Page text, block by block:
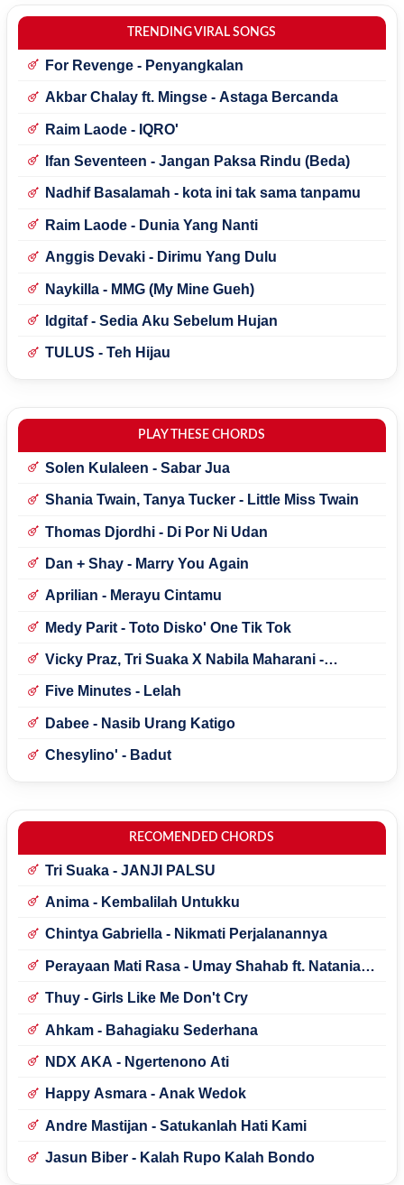
TRENDING VIRAL SONGS
For Revenge - Penyangkalan
Akbar Chalay ft. Mingse - Astaga Bercanda
Raim Laode - IQRO'
Ifan Seventeen - Jangan Paksa Rindu (Beda)
Nadhif Basalamah - kota ini tak sama tanpamu
Raim Laode - Dunia Yang Nanti
Anggis Devaki - Dirimu Yang Dulu
Naykilla - MMG (My Mine Gueh)
Idgitaf - Sedia Aku Sebelum Hujan
TULUS - Teh Hijau
PLAY THESE CHORDS
Solen Kulaleen - Sabar Jua
Shania Twain, Tanya Tucker - Little Miss Twain
Thomas Djordhi - Di Por Ni Udan
Dan + Shay - Marry You Again
Aprilian - Merayu Cintamu
Medy Parit - Toto Disko' One Tik Tok
Vicky Praz, Tri Suaka X Nabila Maharani -
Five Minutes - Lelah
Dabee - Nasib Urang Katigo
Chesylino' - Badut
RECOMENDED CHORDS
Tri Suaka - JANJI PALSU
Anima - Kembalilah Untukku
Chintya Gabriella - Nikmati Perjalanannya
Perayaan Mati Rasa - Umay Shahab ft. Natania
Thuy - Girls Like Me Don't Cry
Ahkam - Bahagiaku Sederhana
NDX AKA - Ngertenono Ati
Happy Asmara - Anak Wedok
Andre Mastijan - Satukanlah Hati Kami
Jasun Biber - Kalah Rupo Kalah Bondo